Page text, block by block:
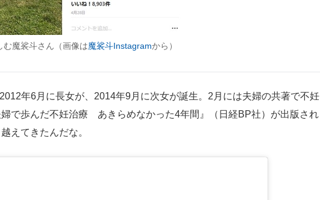
魔裟斗さん（画像は魔裟斗Instagramから）
年6月に長女が、2014年9月に次女が誕生。2月には夫婦の共著で不妊
で歩んだ不妊治療 あきらめなかった4年間』（日経BP社）が出版され
えてきたんだな。